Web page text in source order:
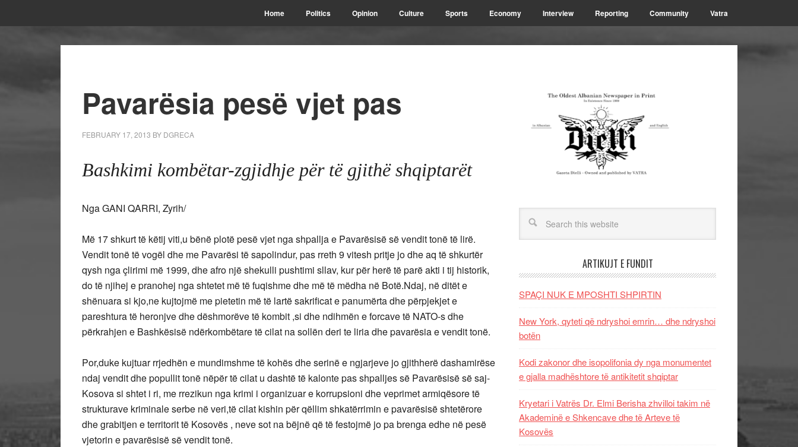
Home Politics Opinion Culture Sports Economy Interview Reporting Community Vatra
Pavarësia pesë vjet pas
FEBRUARY 17, 2013 BY DGRECA
Bashkimi kombëtar-zgjidhje për të gjithë shqiptarët
Nga GANI QARRI, Zyrih/
Më 17 shkurt të këtij viti,u bënë plotë pesë vjet nga shpallja e Pavarësisë së vendit tonë të lirë.
Vendit tonë të vogël dhe me Pavarësi të sapolindur, pas rreth 9 vitesh pritje jo dhe aq të shkurtër
qysh nga çlirimi më 1999, dhe afro një shekulli pushtimi sllav, kur për herë të parë akti i tij historik,
do të njihej e pranohej nga shtetet më të fuqishme dhe më të mëdha në Botë.Ndaj, në ditët e
shënuara si kjo,ne kujtojmë me pietetin më të lartë sakrificat e panumërta dhe përpjekjet e
pareshtura të heronjve dhe dëshmorëve të kombit ,si dhe ndihmën e forcave të NATO-s dhe
përkrahjen e Bashkësisë ndërkombëtare të cilat na sollën deri te liria dhe pavarësia e vendit tonë.
Por,duke kujtuar rrjedhën e mundimshme të kohës dhe serinë e ngjarjeve jo gjithherë dashamirëse
ndaj vendit dhe popullit tonë nëpër të cilat u dashtë të kalonte pas shpalljes së Pavarësisë së saj-
Kosova si shtet i ri, me rrezikun nga krimi i organizuar e korrupsioni dhe veprimet armiqësore të
strukturave kriminale serbe në veri,të cilat kishin për qëllim shkatërrimin e pavarësisë shtetërore
dhe grabitjen e territorit të Kosovës , neve sot na bëjnë që të festojmë jo pa brenga edhe në pesë
vjetorin e pavarësisë së vendit tonë.
ARTIKUJT E FUNDIT
SPAÇI NUK E MPOSHTI SHPIRTIN
New York, qyteti që ndryshoi emrin… dhe ndryshoi
botën
Kodi zakonor dhe isopolifonia dy nga monumentet
e gjalla madhështore të antikitetit shqiptar
Kryetari i Vatrës Dr. Elmi Berisha zhvilloi takim në
Akademinë e Shkencave dhe të Arteve të
Kosovës